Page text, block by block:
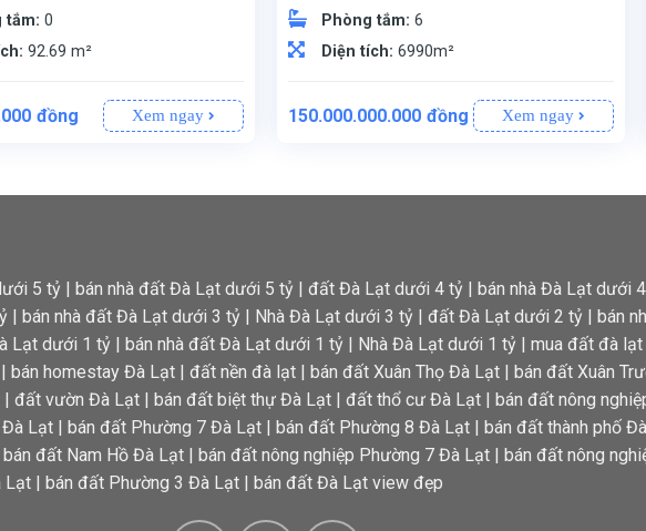
tắm:0
92.69 m²
đồng Xem ngay
Phòng tắm: 6
Diện tích: 6990m²
150.000.000.000 đồng Xem ngay
5 tỷ | bán nhà đất Đà Lạt dưới 5 tỷ | đất Đà Lạt dưới 4 tỷ | bán nhà Đà Lạt dưới
| bán nhà đất Đà Lạt dưới 3 tỷ | Nhà Đà Lạt dưới 3 tỷ | đất Đà Lạt dưới 2 tỷ | bán
Lạt dưới 1 tỷ | bán nhà đất Đà Lạt dưới 1 tỷ | Nhà Đà Lạt dưới 1 tỷ | mua đất đà
| bán homestay Đà Lạt | đất nền đà lạt | bán đất Xuân Thọ Đà Lạt | bán đất Xuân
| đất vườn Đà Lạt | bán đất biệt thự Đà Lạt | đất thổ cư Đà Lạt | bán đất nông
Lạt | bán đất Phường 7 Đà Lạt | bán đất Phường 8 Đà Lạt | bán đất thành phố
bán đất Nam Hồ Đà Lạt | bán đất nông nghiệp Phường 7 Đà Lạt | bán đất nông
Lạt | bán đất Phường 3 Đà Lạt | bán đất Đà Lạt view đẹp